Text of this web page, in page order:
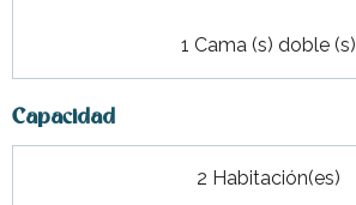
1 Cama (s) doble (s)
Capacidad
2 Habitación(es)